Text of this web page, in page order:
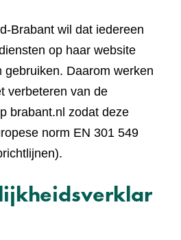
Brabant wil dat iedereen
op haar website
gebruiken. Daarom werken
verbeteren van de
brabant.nl zodat deze
norm EN 301 549